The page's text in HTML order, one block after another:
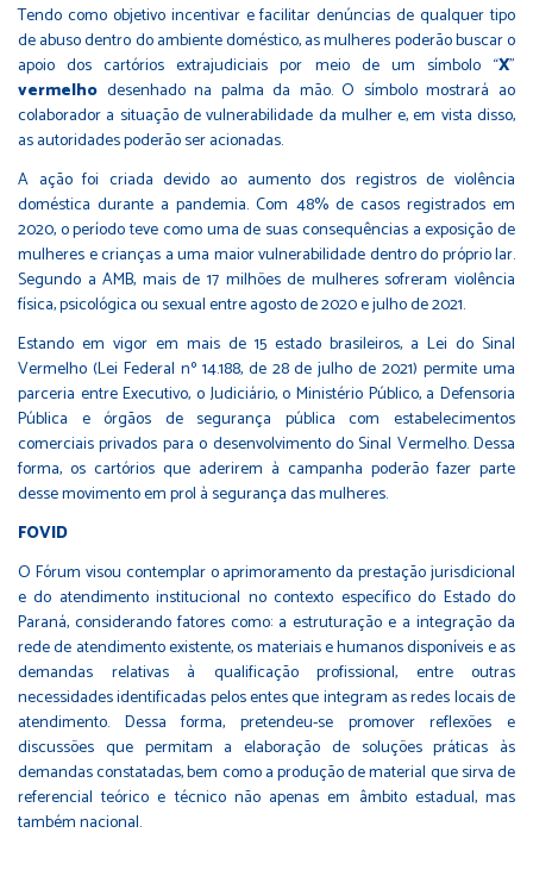
Tendo como objetivo incentivar e facilitar denúncias de qualquer tipo
de abuso dentro do ambiente doméstico, as mulheres poderão buscar o
apoio dos cartórios extrajudiciais por meio de um símbolo “X”
vermelho desenhado na palma da mão. O símbolo mostrará ao
colaborador a situação de vulnerabilidade da mulher e, em vista disso,
as autoridades poderão ser acionadas.
A ação foi criada devido ao aumento dos registros de violência
doméstica durante a pandemia. Com 48% de casos registrados em
2020, o período teve como uma de suas consequências a exposição de
mulheres e crianças a uma maior vulnerabilidade dentro do próprio lar.
Segundo a AMB, mais de 17 milhões de mulheres sofreram violência
física, psicológica ou sexual entre agosto de 2020 e julho de 2021.
Estando em vigor em mais de 15 estado brasileiros, a Lei do Sinal
Vermelho (Lei Federal nº 14.188, de 28 de julho de 2021) permite uma
parceria entre Executivo, o Judiciário, o Ministério Público, a Defensoria
Pública e órgãos de segurança pública com estabelecimentos
comerciais privados para o desenvolvimento do Sinal Vermelho. Dessa
forma, os cartórios que aderirem à campanha poderão fazer parte
desse movimento em prol à segurança das mulheres.
FOVID
O Fórum visou contemplar o aprimoramento da prestação jurisdicional
e do atendimento institucional no contexto específico do Estado do
Paraná, considerando fatores como: a estruturação e a integração da
rede de atendimento existente, os materiais e humanos disponíveis e as
demandas relativas à qualificação profissional, entre outras
necessidades identificadas pelos entes que integram as redes locais de
atendimento. Dessa forma, pretendeu-se promover reflexões e
discussões que permitam a elaboração de soluções práticas às
demandas constatadas, bem como a produção de material que sirva de
referencial teórico e técnico não apenas em âmbito estadual, mas
também nacional.